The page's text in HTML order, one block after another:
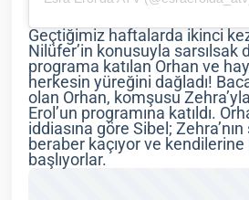
Geçtiğimiz haftalarda ikinci
Nilüfer’in konusuyla sarsılsak
programa katılan Orhan ve
herkesin yüreğini dağladı!
olan Orhan, komşusu
Erol’un programına katıldı.
iddiasına göre Sibel;
beraber kaçıyor ve
başlıyorlar.